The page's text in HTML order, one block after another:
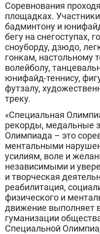
Соревнования
площадках.
бадминтону и
бегу на снегоступах,
сноуборду, дзюдо,
гонкам, настольному
волейболу,
юнифайд-теннису,
футзалу,
треку.
«Специальная
рекорды, медальные
Олимпиада – это
ментальными
усилиям, воле и
независимыми и
и творческая
реабилитация,
физического и
движение выполняет
гуманизации
Специальной